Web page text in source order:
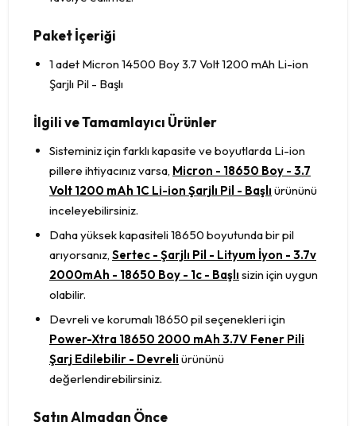
Paket İçeriği
1 adet Micron 14500 Boy 3.7 Volt 1200 mAh Li-ion
Şarjlı Pil - Başlı
İlgili ve Tamamlayıcı Ürünler
Sisteminiz için farklı kapasite ve boyutlarda Li-ion
pillere ihtiyacınız varsa, Micron - 18650 Boy - 3.7
Volt 1200 mAh 1C Li-ion Şarjlı Pil - Başlı ürününü
inceleyebilirsiniz.
Daha yüksek kapasiteli 18650 boyutunda bir pil
arıyorsanız, Sertec - Şarjlı Pil - Lityum İyon - 3.7v
2000mAh - 18650 Boy - 1c - Başlı sizin için uygun
olabilir.
Devreli ve korumalı 18650 pil seçenekleri için
Power-Xtra 18650 2000 mAh 3.7V Fener Pili
Şarj Edilebilir - Devreli ürününü
değerlendirebilirsiniz.
Satın Almadan Önce